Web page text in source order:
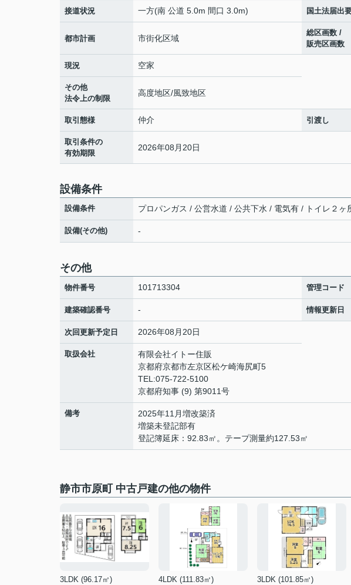
接道状況 一方(南 公道 5.0m 間口 3.0m) 国土法届出
都市計画 市街化区域
総区画数 /
販売区画数
現況 空家
その他
法令上の制限
高度地区/風致地区
取引態様 仲介 引渡し
取引条件の
有効期限
2026年08月20日
設備条件
設備条件 プロパンガス / 公営水道 / 公共下水 / 電気有 / トイレ２ヶ
設備(その他) -
その他
物件番号 101713304 管理コード
建築確認番号 - 情報更新日
次回更新予定日 2026年08月20日
取扱会社
有限会社イトー住販
京都府京都市左京区松ケ崎海尻町5
TEL:075-722-5100
京都府知事 (9) 第9011号
備考
2025年11月増改築済
増築未登記部有
登記簿延床：92.83㎡。テープ測量約127.53㎡
静市市原町 中古戸建の他の物件
3LDK (96.17㎡) 4LDK (111.83㎡) 3LDK (101.85㎡)